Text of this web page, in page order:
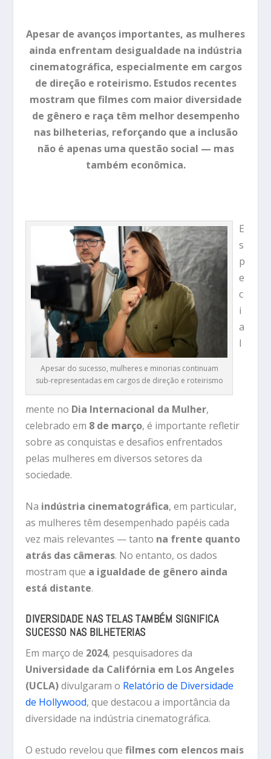
Apesar de avanços importantes, as mulheres
ainda enfrentam desigualdade na indústria
cinematográfica, especialmente em cargos
de direção e roteirismo. Estudos recentes
mostram que filmes com maior diversidade
de gênero e raça têm melhor desempenho
nas bilheterias, reforçando que a inclusão
não é apenas uma questão social — mas
também econômica.
Apesar do sucesso, mulheres e minorias continuam
sub-representadas em cargos de direção e roteirismo
E
s
p
e
c
i
a
l
mente no Dia Internacional da Mulher,
celebrado em 8 de março, é importante refletir
sobre as conquistas e desafios enfrentados
pelas mulheres em diversos setores da
sociedade.
Na indústria cinematográfica, em particular,
as mulheres têm desempenhado papéis cada
vez mais relevantes — tanto na frente quanto
atrás das câmeras. No entanto, os dados
mostram que a igualdade de gênero ainda
está distante.
DIVERSIDADE NAS TELAS TAMBÉM SIGNIFICA
SUCESSO NAS BILHETERIAS
Em março de 2024, pesquisadores da
Universidade da Califórnia em Los Angeles
(UCLA)divulgaram o Relatório de Diversidade
de Hollywood, que destacou a importância da
diversidade na indústria cinematográfica.
O estudo revelou quefilmes com elencos mais